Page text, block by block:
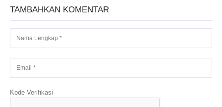
TAMBAHKAN KOMENTAR
Kode Verifikasi